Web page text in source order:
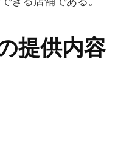
提供内容